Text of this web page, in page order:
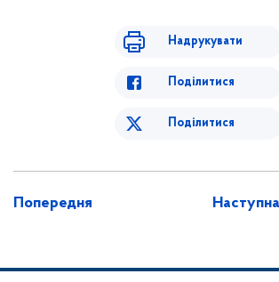
Надрукувати
Поділитися
Поділитися
Попередня Наступна